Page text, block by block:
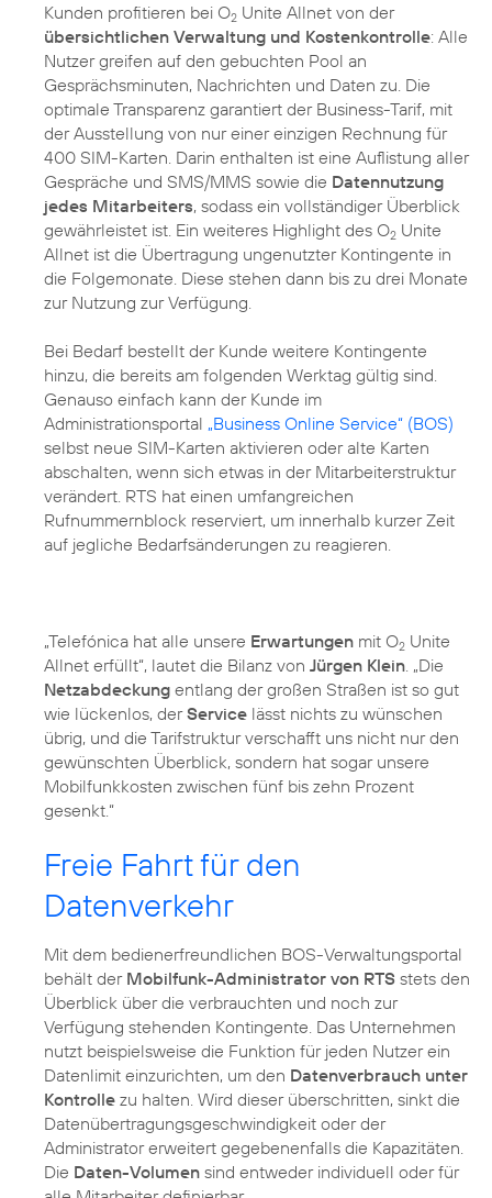
Kunden profitieren bei O2 Unite Allnet von der
übersichtlichen Verwaltung und Kostenkontrolle: Alle
Nutzer greifen auf den gebuchten Pool an
Gesprächsminuten, Nachrichten und Daten zu. Die
optimale Transparenz garantiert der Business-Tarif, mit
der Ausstellung von nur einer einzigen Rechnung für
400 SIM-Karten. Darin enthalten ist eine Auflistung aller
Gespräche und SMS/MMS sowie die Datennutzung
jedes Mitarbeiters, sodass ein vollständiger Überblick
gewährleistet ist. Ein weiteres Highlight des O2 Unite
Allnet ist die Übertragung ungenutzter Kontingente in
die Folgemonate. Diese stehen dann bis zu drei Monate
zur Nutzung zur Verfügung.
Bei Bedarf bestellt der Kunde weitere Kontingente
hinzu, die bereits am folgenden Werktag gültig sind.
Genauso einfach kann der Kunde im
Administrationsportal „Business Online Service“ (BOS)
selbst neue SIM-Karten aktivieren oder alte Karten
abschalten, wenn sich etwas in der Mitarbeiterstruktur
verändert. RTS hat einen umfangreichen
Rufnummernblock reserviert, um innerhalb kurzer Zeit
auf jegliche Bedarfsänderungen zu reagieren.
„Telefónica hat alle unsere Erwartungen mit O2 Unite
Allnet erfüllt“, lautet die Bilanz von Jürgen Klein. „Die
Netzabdeckung entlang der großen Straßen ist so gut
wie lückenlos, derService lässt nichts zu wünschen
übrig, und die Tarifstruktur verschafft uns nicht nur den
gewünschten Überblick, sondern hat sogar unsere
Mobilfunkkosten zwischen fünf bis zehn Prozent
gesenkt.“
Freie Fahrt für den
Datenverkehr
Mit dem bedienerfreundlichen BOS-Verwaltungsportal
behält der Mobilfunk-Administrator von RTS stets den
Überblick über die verbrauchten und noch zur
Verfügung stehenden Kontingente. Das Unternehmen
nutzt beispielsweise die Funktion für jeden Nutzer ein
Datenlimit einzurichten, um den Datenverbrauch unter
Kontrolle zu halten. Wird dieser überschritten, sinkt die
Datenübertragungsgeschwindigkeit oder der
Administrator erweitert gegebenenfalls die Kapazitäten.
Die Daten-Volumen sind entweder individuell oder für